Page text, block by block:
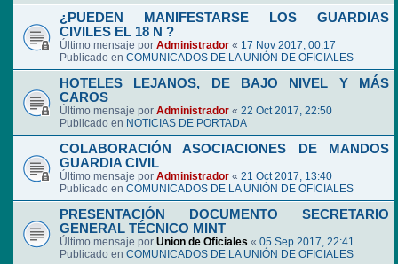
¿PUEDEN MANIFESTARSE LOS GUARDIAS
CIVILES EL 18 N ?
Último mensaje por Administrador « 17 Nov 2017, 00:17
Publicado en COMUNICADOS DE LA UNIÓN DE OFICIALES
HOTELES LEJANOS, DE BAJO NIVEL Y MÁS
CAROS
Último mensaje por Administrador « 22 Oct 2017, 22:50
Publicado en NOTICIAS DE PORTADA
COLABORACIÓN ASOCIACIONES DE MANDOS
GUARDIA CIVIL
Último mensaje por Administrador « 21 Oct 2017, 13:40
Publicado en COMUNICADOS DE LA UNIÓN DE OFICIALES
PRESENTACIÓN DOCUMENTO SECRETARIO
GENERAL TÉCNICO MINT
Último mensaje por Union de Oficiales « 05 Sep 2017, 22:41
Publicado en COMUNICADOS DE LA UNIÓN DE OFICIALES